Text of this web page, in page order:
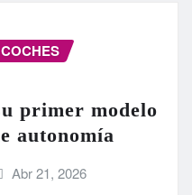
primer modelo
autonomía
Abr 21, 2026